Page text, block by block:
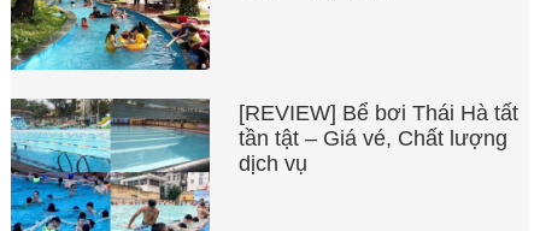
[REVIEW] Bể bơi Thái Hà tất
tần tật – Giá vé, Chất lượng
dịch vụ